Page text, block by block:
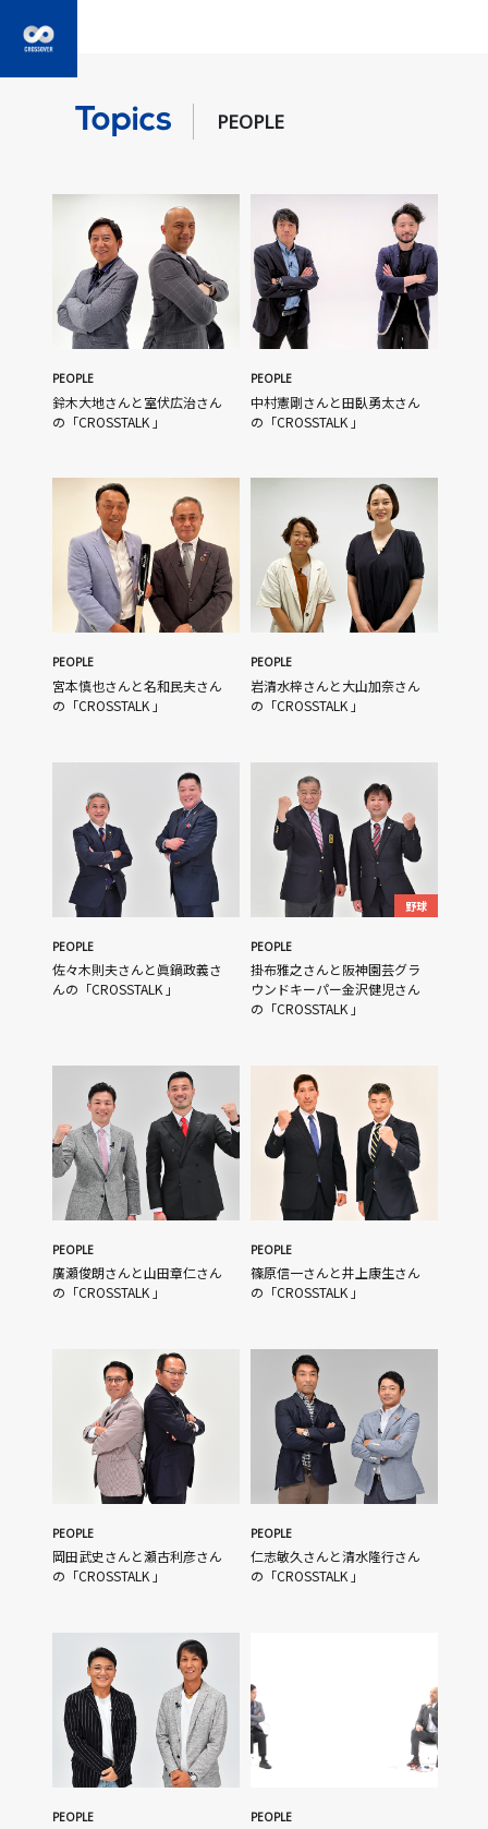
Topics PEOPLE
PEOPLE
鈴木大地さんと室伏広治さん
の「CROSSTALK 」
PEOPLE
中村憲剛さんと田臥勇太さん
の「CROSSTALK 」
PEOPLE
宮本慎也さんと名和民夫さん
の「CROSSTALK 」
PEOPLE
岩清水梓さんと大山加奈さん
の「CROSSTALK 」
PEOPLE
佐々木則夫さんと眞鍋政義さ
んの「CROSSTALK 」
野球
PEOPLE
掛布雅之さんと阪神園芸グラ
ウンドキーパー金沢健児さん
の「CROSSTALK 」
PEOPLE
廣瀬俊朗さんと山田章仁さん
の「CROSSTALK 」
PEOPLE
篠原信一さんと井上康生さん
の「CROSSTALK 」
PEOPLE
岡田武史さんと瀬古利彦さん
の「CROSSTALK 」
PEOPLE
仁志敏久さんと清水隆行さん
の「CROSSTALK 」
PEOPLE PEOPLE